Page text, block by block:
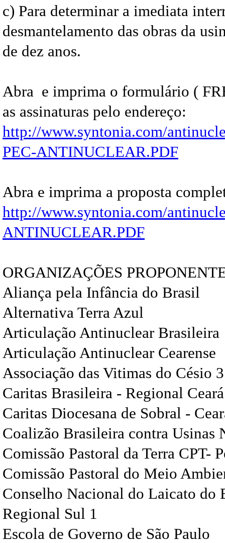
c) Para determinar a imediata
desmantelamento das obras da
de dez anos.
Abra e imprima o formulário (
as assinaturas pelo endereço:
http://www.syntonia.com/
PEC-ANTINUCLEAR.PDF
Abra e imprima a proposta
http://www.syntonia.com/
ANTINUCLEAR.PDF
ORGANIZAÇÕES
Aliança pela Infância do Brasil
Alternativa Terra Azul
Articulação Antinuclear Brasileira
Articulação Antinuclear Cearense
Associação das Vitimas do Césio
Caritas Brasileira - Regional Ceará
Caritas Diocesana de Sobral -
Coalizão Brasileira contra Usinas
Comissão Pastoral da Terra CPT-
Comissão Pastoral do Meio
Conselho Nacional do Laicato do
Regional Sul 1
Escola de Governo de São Paulo